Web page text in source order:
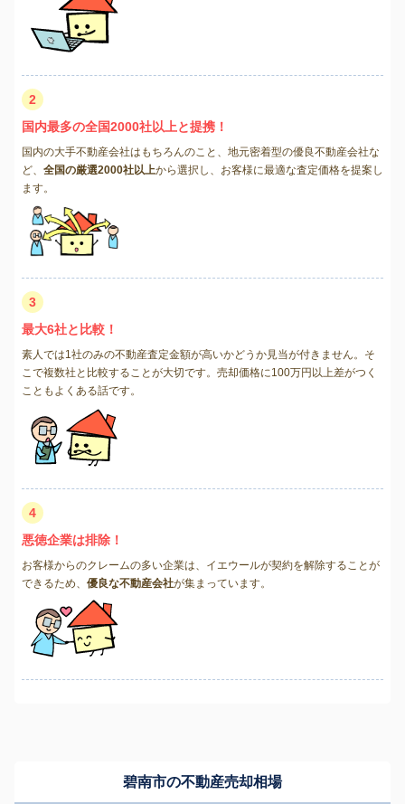
2
国内最多の全国2000社以上と提携！
国内の大手不動産会社はもちろんのこと、地元密着型の優良不動産会社な
ど、 全国の厳選2000社以上から選択し、お客様に最適な査定価格を提案し
ます。
3
最大6社と比較！
素人では1社のみの不動産査定金額が高いかどうか見当が付きません。そ
こで複数社と比較することが大切です。売却価格に100万円以上差がつく
こともよくある話です。
4
悪徳企業は排除！
お客様からのクレームの多い企業は、イエウールが契約を解除することが
できるため、 優良な不動産会社が集まっています。
碧南市の不動産売却相場